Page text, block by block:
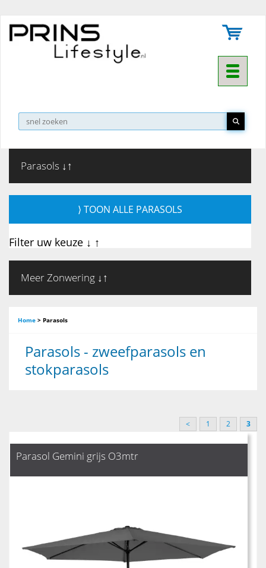
Toggle
Parasols ↓↑
⟩ TOON ALLE PARASOLS
Filter uw keuze ↓ ↑
Meer Zonwering ↓↑
Home > Parasols
Parasols - zweefparasols en
stokparasols
< 1 2 3
Parasol Gemini grijs O3mtr